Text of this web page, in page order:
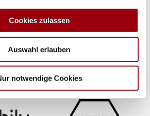
und Analysen weiter. Unsere
Informationen möglicherweise mit
die Sie ihnen bereitgestellt
im Rahmen Ihrer Nutzung der Dienste
Cookies zulassen
Auswahl erlauben
notwendige Cookies